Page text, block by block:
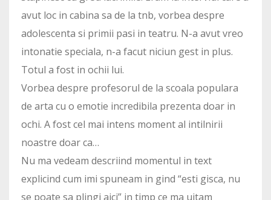
avut loc in cabina sa de la tnb, vorbea despre
adolescenta si primii pasi in teatru. N-a avut vreo
intonatie speciala, n-a facut niciun gest in plus.
Totul a fost in ochii lui.
Vorbea despre profesorul de la scoala populara
de arta cu o emotie incredibila prezenta doar in
ochi. A fost cel mai intens moment al intilnirii
noastre doar ca…
Nu ma vedeam descriind momentul in text
explicind cum imi spuneam in gind “esti gisca, nu
se poate sa plingi aici” in timp ce ma uitam